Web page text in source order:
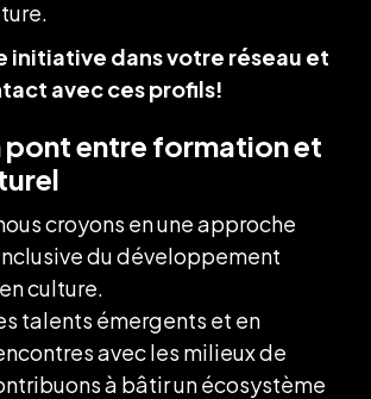
initiative dans votre réseau et
avec ces profils!
pont entre formation et
croyons en une approche
du développement
culture.
talents émergents et en
avec les milieux de
à bâtir un écosystème